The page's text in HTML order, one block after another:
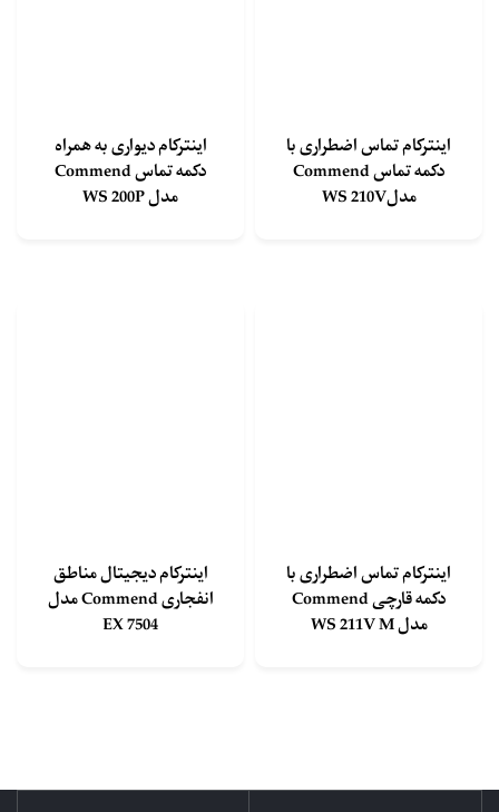
اینترکام تماس اضطراری با
دکمه تماس Commend
مدلWS 210V
اینترکام دیواری به همراه
دکمه تماس Commend
مدل WS 200P
اینترکام تماس اضطراری با
دکمه قارچی Commend
مدل WS 211V M
اینترکام دیجیتال مناطق
انفجاری Commend مدل
EX 7504